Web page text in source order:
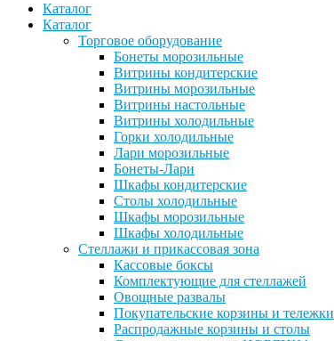
Каталог
Каталог
Торговое оборудование
Бонеты морозильные
Витрины кондитерские
Витрины морозильные
Витрины настольные
Витрины холодильные
Горки холодильные
Лари морозильные
Бонеты-Лари
Шкафы кондитерские
Столы холодильные
Шкафы морозильные
Шкафы холодильные
Стеллажи и прикассовая зона
Кассовые боксы
Комплектующие для стеллажей
Овощные развалы
Покупательские корзины и тележки
Распродажные корзины и столы